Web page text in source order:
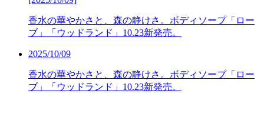
香水の華やかさと、森の静けさ。ボディソープ「ロー
ブ」「ウッドランド」10.23新発売。
2025/10/09
香水の華やかさと、森の静けさ。ボディソープ「ロー
ブ」「ウッドランド」10.23新発売。